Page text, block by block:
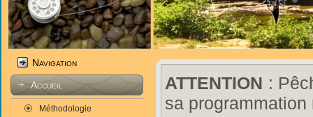
Navigation
Accueil
Méthodologie
ATTENTION :
sa